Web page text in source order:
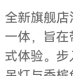
全新旗舰店
一体，旨
式体验。步